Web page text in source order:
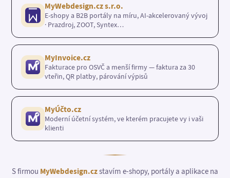
MyWebdesign.cz s.r.o.
E-shopy a B2B portály na míru, AI-akcelerovaný vývoj
· Prazdroj, ZOOT, Syntex…
MyInvoice.cz
Fakturace pro OSVČ a menší firmy — faktura za 30
vteřin, QR platby, párování výpisů
MyÚčto.cz
Moderní účetní systém, ve kterém pracujete vy i vaši
klienti
S firmou MyWebdesign.czstavím e-shopy, portály a aplikace na